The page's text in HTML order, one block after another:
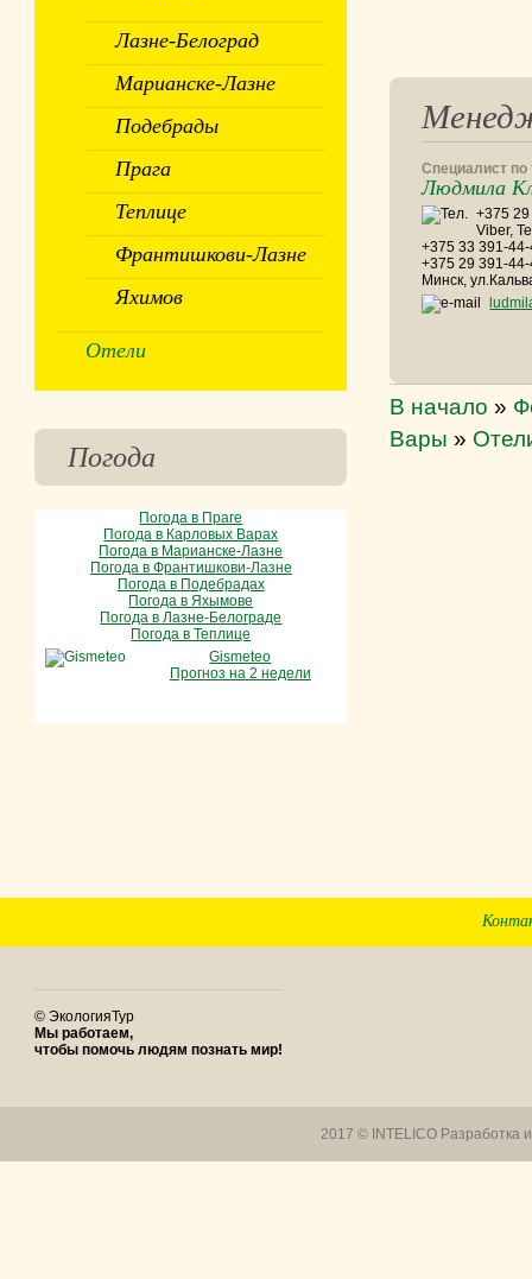
Специалист по
Людмила
+375
Viber,
+375 33 391-
+375 29 391-
Минск,
В начало »
Вары »
Лазне-Белоград
Марианске-Лазне
Подебрады
Прага
Теплице
Франтишкови-Лазне
Яхимов
Отели
Погода
Погода в Праге
Погода в Карловых Варах
Погода в Марианске-Лазне
Погода в Франтишкови-Лазне
Погода в Подебрадах
Погода в Яхымове
Погода в Лазне-Белограде
Погода в Теплице
Gismeteo
Прогноз на 2 недели
© ЭкологияТур
Мы работаем,
чтобы помочь людям познать мир!
2017 © INTELICO Разработка